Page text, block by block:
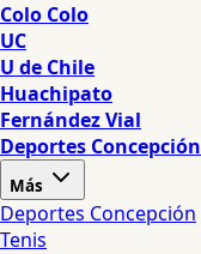
Colo Colo
UC
U de Chile
Huachipato
Fernández Vial
Deportes Concepción
Más
Deportes Concepción
Tenis